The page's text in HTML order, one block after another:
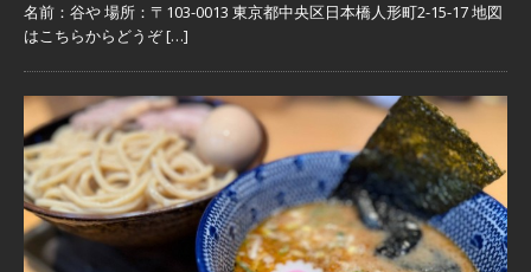
名前：谷や 場所：〒103-0013 東京都中央区日本橋人形町2-15-17 地図
はこちらからどうぞ[…]